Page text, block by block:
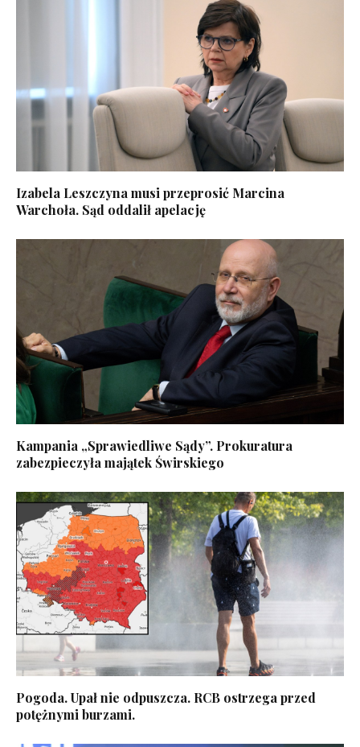
Izabela Leszczyna musi przeprosić Marcina
Warchoła. Sąd oddalił apelację
Kampania „Sprawiedliwe Sądy”. Prokuratura
zabezpieczyła majątek Świrskiego
Pogoda. Upał nie odpuszcza. RCB ostrzega przed
potężnymi burzami.